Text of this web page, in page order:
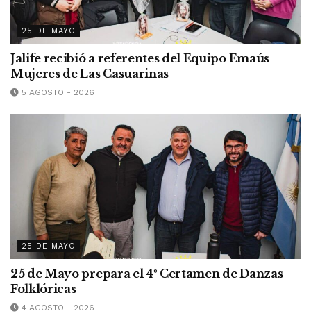
25 DE MAYO
Jalife recibió a referentes del Equipo Emaús
Mujeres de Las Casuarinas
5 AGOSTO - 2026
25 DE MAYO
25 de Mayo prepara el 4º Certamen de Danzas
Folklóricas
4 AGOSTO - 2026